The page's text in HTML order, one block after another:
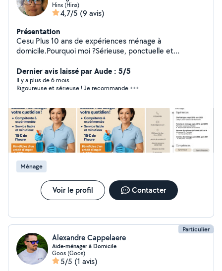
Hinx (Hinx)
4,7/5 (9 avis)
Présentation
Cesu Plus 10 ans de expériences ménage à
domicile.Pourquoi moi ?Sérieuse, ponctuelle et
fait.Flexible selon vos besoins,chaque maison est
unique, je m'adapte à la votre.Expérience et passion du
métier : le ménage cest mon domaine ! Spécialiste du
service de votre bien-etre. Ordre, propreté, hygiène :
ce sont mes priorités. Libérez-vous de vos corvées, je
me occupe !Vous manquez de temps ? Vous etes
fatiguée par les taches ménagères ?Respirez, je suis là
pour vous soulager ! Qui suis-je ?
Dernier avis laissé par Aude : 5/5
Il y a plus de 6 mois
Rigoureuse et sérieuse ! Je recommande +++
Ménage
Voir le profil Contacter
Particulier
Alexandre Cappelaere
Aide-ménager à Domicile
Goos (Goos)
5/5 (1 avis)